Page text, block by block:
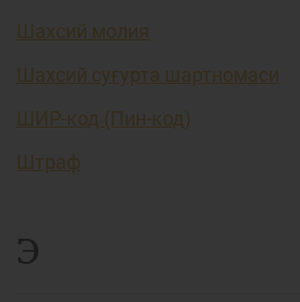
Шахсий молия
Шахсий суғурта шартномаси
ШИР-код (Пин-код)
Штраф
Э